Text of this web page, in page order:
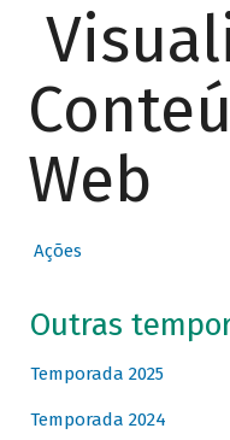
Web
Ações
Outras
Temporada 2025
Temporada 2024